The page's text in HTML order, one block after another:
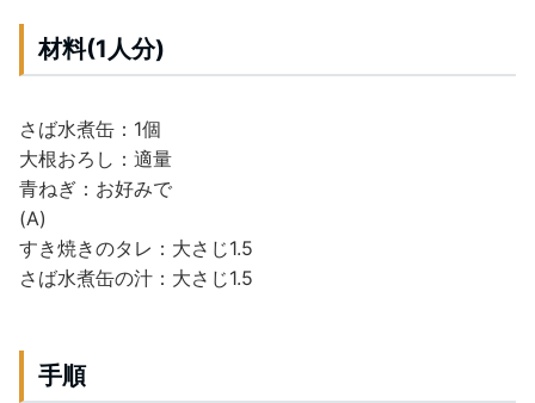
材料(1人分)
さば水煮缶：1個
大根おろし：適量
青ねぎ：お好みで
(A)
すき焼きのタレ：大さじ1.5
さば水煮缶の汁：大さじ1.5
手順